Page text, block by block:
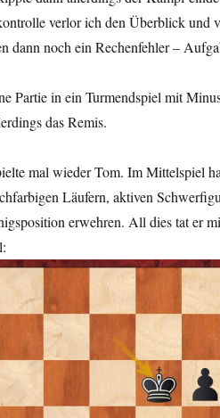
verlor ich den Überblick und
dann noch ein Rechenfehler –
Partie in ein Turmendspiel mit
das Remis.
mal wieder Tom. Im Mittelspiel
Läufern, aktiven
erwehren. All dies tat er